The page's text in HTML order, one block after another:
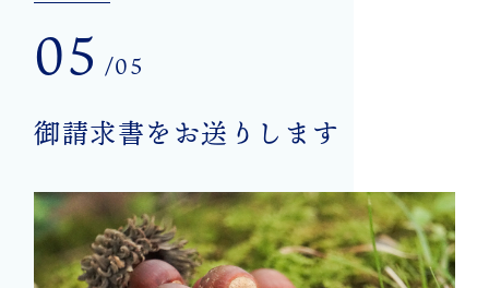
05 /05
御請求書をお送りします